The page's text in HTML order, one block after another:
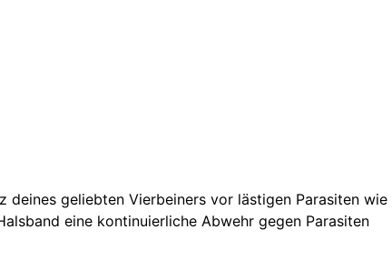
geliebten Vierbeiners vor lästigen Parasiten wie
eine kontinuierliche Abwehr gegen Parasiten